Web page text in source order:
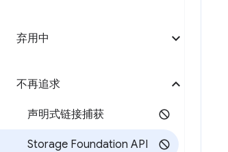
弃用中
不再追求
声明式链接捕获
Storage Foundation API